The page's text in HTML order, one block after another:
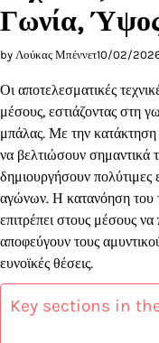
Γωνία,
by Λούκας Μπέννετ10/02/
Οι αποτελεσματικές
μέσους, εστιάζοντας στη
μπάλας. Με την κατάκτηση
να βελτιώσουν σημαντικά
δημιουργήσουν πολύτιμες
αγώνων. Η κατανόηση του
επιτρέπει στους μέσους
αποφεύγουν τους
ευνοϊκές θέσεις.
Key sections in